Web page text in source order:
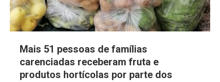
Mais 51 pessoas de famílias
carenciadas receberam fruta e
produtos hortícolas por parte dos